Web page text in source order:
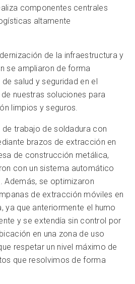
componentes centrales
altamente
de la infraestructura y
se ampliaron de forma
salud y seguridad en el
nuestras soluciones para
limpios y seguros.
trabajo de soldadura con
brazos de extracción en
de construcción metálica,
con un sistema automático
Además, se optimizaron
de extracción móviles en
ya que anteriormente el humo
y se extendía sin control por
en una zona de uso
respetar un nivel máximo de
que resolvimos de forma